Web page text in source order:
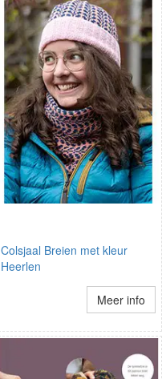
Colsjaal Breien met kleur
Heerlen
Meer info